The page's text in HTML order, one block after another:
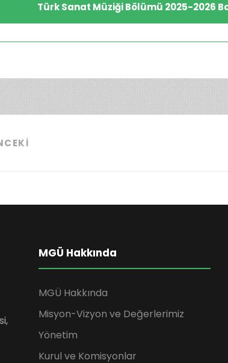
Türk Sanat Müziği Bölümü 2025-2026
MGÜ Hakkında
MGÜ Hakkında
Misyon-Vizyon ve Değerlerimiz
Yönetim
Kurul ve Komisyonlar